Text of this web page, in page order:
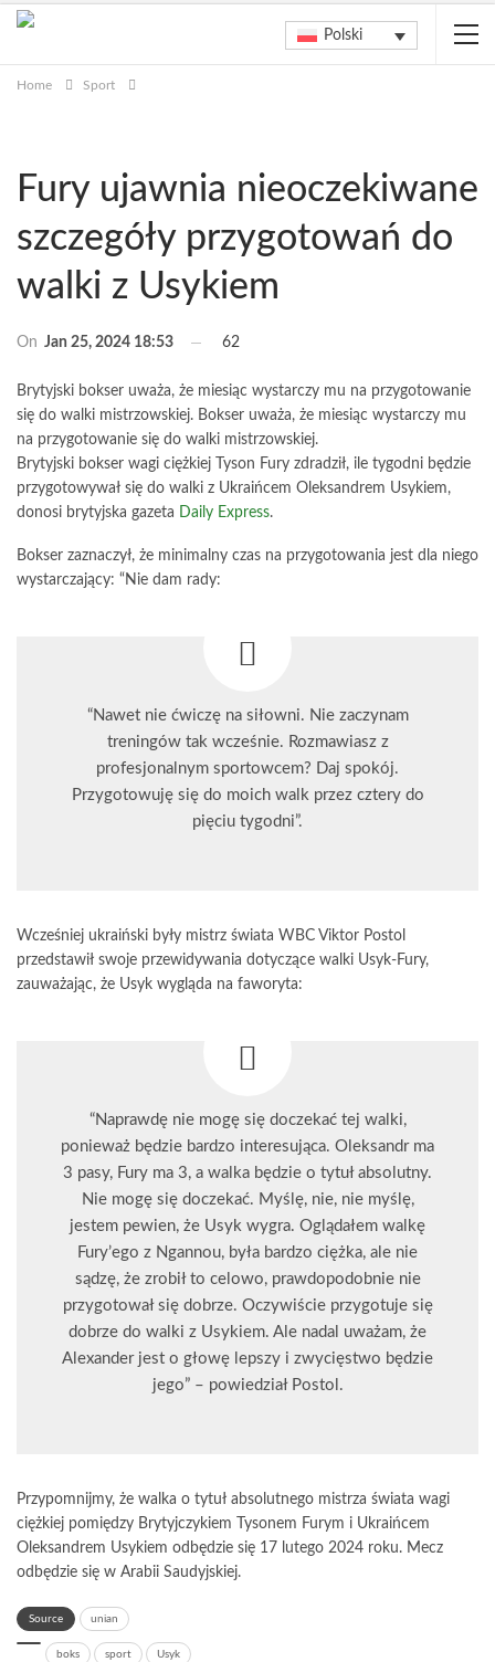
Polski
Home Sport
Fury ujawnia nieoczekiwane
szczegóły przygotowań do
walki z Usykiem
On Jan 25, 2024 18:53 62
Brytyjski bokser uważa, że miesiąc wystarczy mu na przygotowanie
się do walki mistrzowskiej. Bokser uważa, że miesiąc wystarczy mu
na przygotowanie się do walki mistrzowskiej.
Brytyjski bokser wagi ciężkiej Tyson Fury zdradził, ile tygodni będzie
przygotowywał się do walki z Ukraińcem Oleksandrem Usykiem,
donosi brytyjska gazeta Daily Express.
Bokser zaznaczył, że minimalny czas na przygotowania jest dla niego
wystarczający: “Nie dam rady:
“Nawet nie ćwiczę na siłowni. Nie zaczynam
treningów tak wcześnie. Rozmawiasz z
profesjonalnym sportowcem? Daj spokój.
Przygotowuję się do moich walk przez cztery do
pięciu tygodni”.
Wcześniej ukraiński były mistrz świata WBC Viktor Postol
przedstawił swoje przewidywania dotyczące walki Usyk-Fury,
zauważając, że Usyk wygląda na faworyta:
“Naprawdę nie mogę się doczekać tej walki,
ponieważ będzie bardzo interesująca. Oleksandr ma
3 pasy, Fury ma 3, a walka będzie o tytuł absolutny.
Nie mogę się doczekać. Myślę, nie, nie myślę,
jestem pewien, że Usyk wygra. Oglądałem walkę
Fury’ego z Ngannou, była bardzo ciężka, ale nie
sądzę, że zrobił to celowo, prawdopodobnie nie
przygotował się dobrze. Oczywiście przygotuje się
dobrze do walki z Usykiem. Ale nadal uważam, że
Alexander jest o głowę lepszy i zwycięstwo będzie
jego” – powiedział Postol.
Przypomnijmy, że walka o tytuł absolutnego mistrza świata wagi
ciężkiej pomiędzy Brytyjczykiem Tysonem Furym i Ukraińcem
Oleksandrem Usykiem odbędzie się 17 lutego 2024 roku. Mecz
odbędzie się w Arabii Saudyjskiej.
Source unian
boks sport Usyk